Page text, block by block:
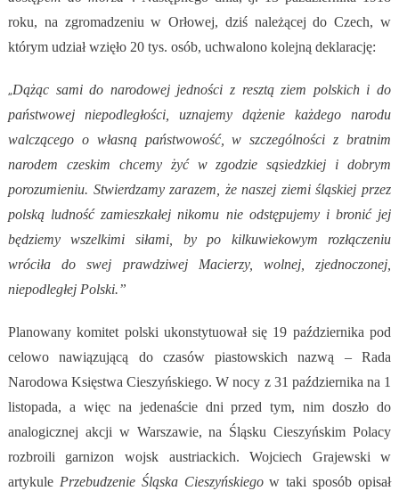
roku, na zgromadzeniu w Orłowej, dziś należącej do Czech, w
którym udział wzięło 20 tys. osób, uchwalono kolejną deklarację:
„Dążąc sami do narodowej jedności z resztą ziem polskich i do
państwowej niepodległości, uznajemy dążenie każdego narodu
walczącego o własną państwowość, w szczególności z bratnim
narodem czeskim chcemy żyć w zgodzie sąsiedzkiej i dobrym
porozumieniu. Stwierdzamy zarazem, że naszej ziemi śląskiej przez
polską ludność zamieszkałej nikomu nie odstępujemy i bronić jej
będziemy wszelkimi siłami, by po kilkuwiekowym rozłączeniu
wróciła do swej prawdziwej Macierzy, wolnej, zjednoczonej,
niepodległej Polski.”
Planowany komitet polski ukonstytuował się 19 października pod
celowo nawiązującą do czasów piastowskich nazwą – Rada
Narodowa Księstwa Cieszyńskiego. W nocy z 31 października na 1
listopada, a więc na jedenaście dni przed tym, nim doszło do
analogicznej akcji w Warszawie, na Śląsku Cieszyńskim Polacy
rozbroili garnizon wojsk austriackich. Wojciech Grajewski w
artykule Przebudzenie Śląska Cieszyńskiegow taki sposób opisał